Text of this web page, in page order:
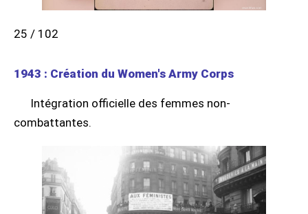
25 / 102
1943 : Création du Women's Army Corps
Intégration officielle des femmes non-
combattantes.